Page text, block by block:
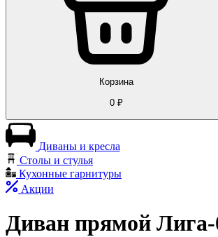
Корзина
0₽
Диваны и кресла
Столы и стулья
Кухонные гарнитуры
Акции
Диван прямой Лига-